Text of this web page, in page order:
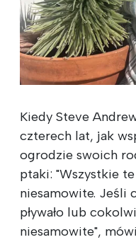
Kiedy Steve
czterech lat, jak
ogrodzie swoich
ptaki: "Wszystkie
niesamowite. Jeśli
pływało lub
niesamowite",